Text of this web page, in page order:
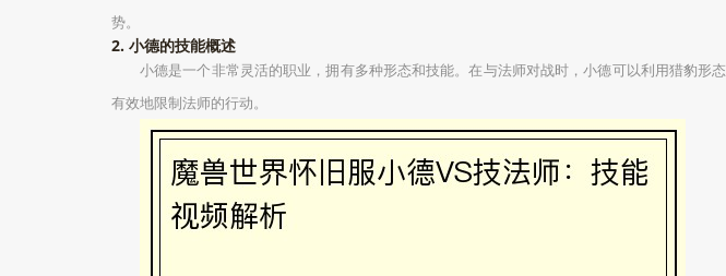
势。
2. 小德的技能概述
小德是一个非常灵活的职业，拥有多种形态和技能。在与法师对战时，小德可以利用猎豹
有效地限制法师的行动。